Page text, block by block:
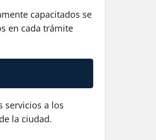
capacitados se
en cada trámite
servicios a los
la ciudad.